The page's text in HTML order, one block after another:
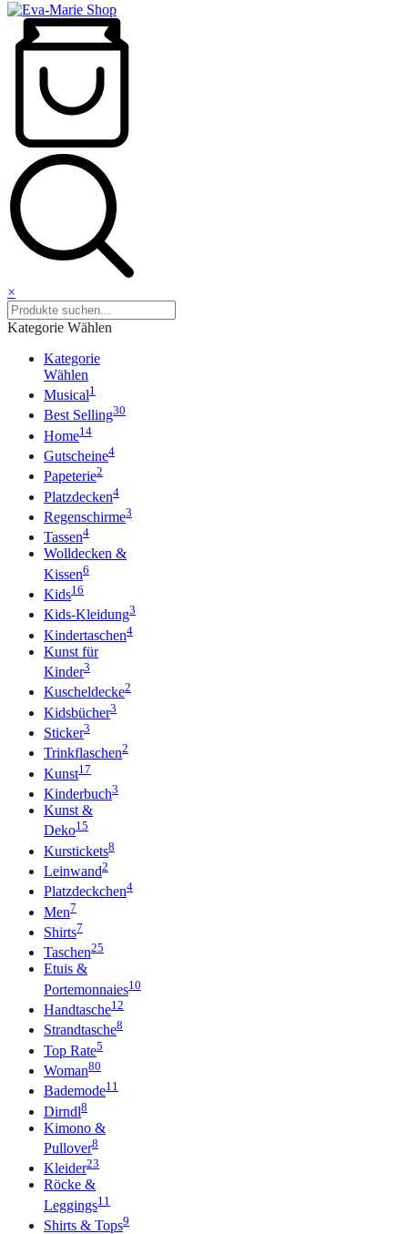
×
Kategorie Wählen
Kategorie
Wählen
Musical1
Best Selling30
Home14
Gutscheine4
Papeterie2
Platzdecken4
Regenschirme3
Tassen4
Wolldecken &
Kissen6
Kids16
Kids-Kleidung3
Kindertaschen4
Kunst für
Kinder3
Kuscheldecke2
Kidsbücher3
Sticker3
Trinkflaschen2
Kunst17
Kinderbuch3
Kunst &
Deko15
Kurstickets8
Leinwand2
Platzdeckchen4
Men7
Shirts7
Taschen25
Etuis &
Portemonnaies10
Handtasche12
Strandtasche8
Top Rate5
Woman80
Bademode11
Dirndl8
Kimono &
Pullover8
Kleider23
Röcke &
Leggings11
Shirts & Tops9